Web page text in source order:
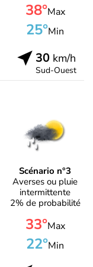
38°Max
25°Min
30 km/h
Sud-Ouest
Scénario n°3
Averses ou pluie
intermittente
2% de probabilité
33°Max
22°Min